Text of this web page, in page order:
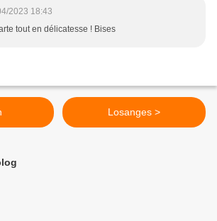
2023 18:43
tout en délicatesse ! Bises
Losanges >